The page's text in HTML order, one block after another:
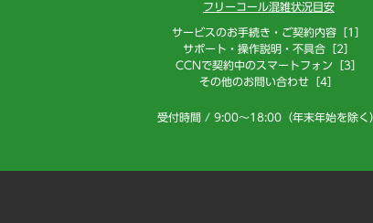
フリーコール混雑状況目安
サービスのお手続き・ご契約内容［1］
サポート・操作説明・不具合［2］
CCNで契約中のスマートフォン［3］
その他のお問い合わせ［4］
受付時間 / 9:00～18:00（年末年始を除く